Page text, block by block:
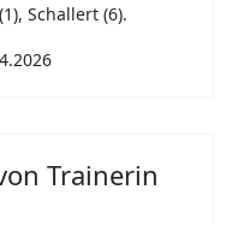
Schallert (6).
Trainerin